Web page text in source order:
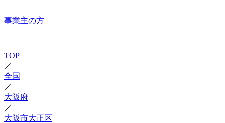
事業主の方
TOP
／
全国
／
大阪府
／
大阪市大正区